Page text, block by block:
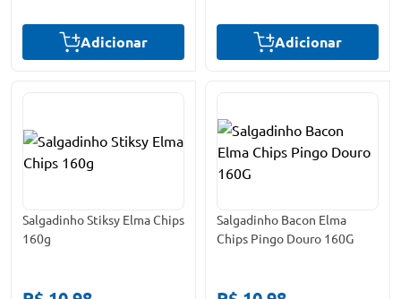
Adicionar Adicionar
Salgadinho Stiksy Elma Chips
160g
Salgadinho Bacon Elma
Chips Pingo Douro 160G